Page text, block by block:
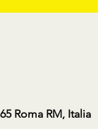
Roma RM, Italia